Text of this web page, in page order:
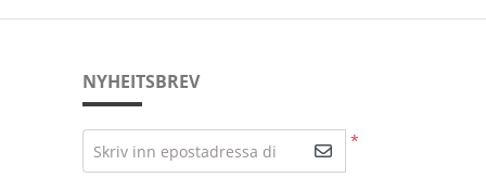
NYHEITSBREV
*
Skriv inn epostadressa di